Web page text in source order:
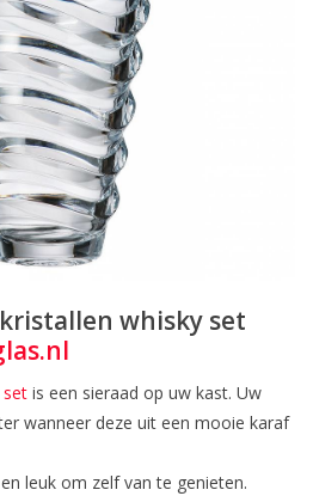
whisky set
set is een sieraad op uw kast. Uw
wanneer deze uit een mooie karaf
leuk om zelf van te genieten.